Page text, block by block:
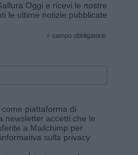
Oggi e ricevi le nostre
le ultime notizie pubblicate
* campo obbligatorio
piattaforma di
newsletter accetti che le
a Mailchimp per
sulla privacy